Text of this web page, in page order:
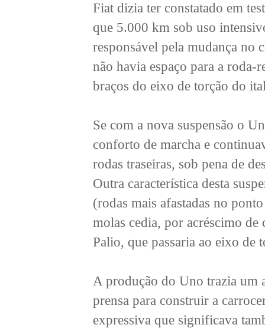
Fiat dizia ter constatado em
que 5.000 km sob uso
responsável pela mudança no
não havia espaço para a roda-
braços do eixo de torção do
Se com a nova suspensão o
conforto de marcha e
rodas traseiras, sob pena de
Outra característica desta
(rodas mais afastadas no
molas cedia, por acréscimo
Palio, que passaria ao eixo
A produção do Uno trazia um
prensa para construir a
expressiva que significava